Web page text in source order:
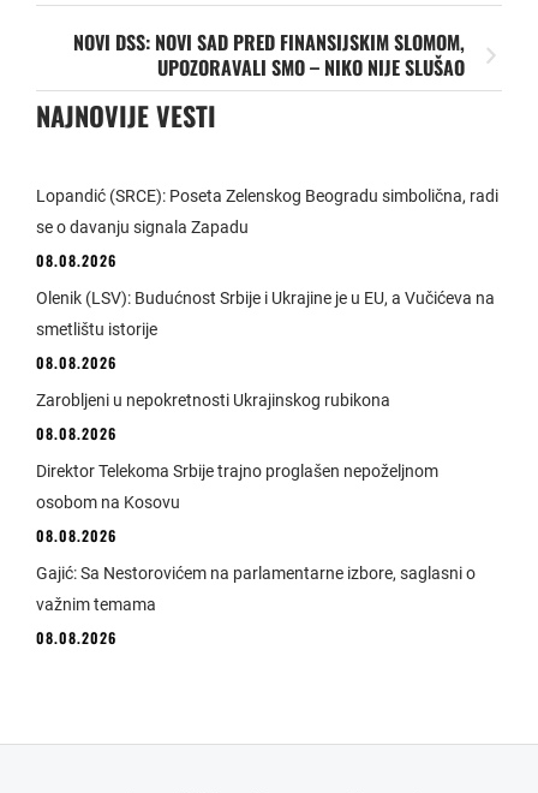
NOVI DSS: NOVI SAD PRED FINANSIJSKIM SLOMOM,
UPOZORAVALI SMO – NIKO NIJE SLUŠAO
NAJNOVIJE VESTI
Lopandić (SRCE): Poseta Zelenskog Beogradu simbolična, radi
se o davanju signala Zapadu
08.08.2026
Olenik (LSV): Budućnost Srbije i Ukrajine je u EU, a Vučićeva na
smetlištu istorije
08.08.2026
Zarobljeni u nepokretnosti Ukrajinskog rubikona
08.08.2026
Direktor Telekoma Srbije trajno proglašen nepoželjnom
osobom na Kosovu
08.08.2026
Gajić: Sa Nestorovićem na parlamentarne izbore, saglasni o
važnim temama
08.08.2026